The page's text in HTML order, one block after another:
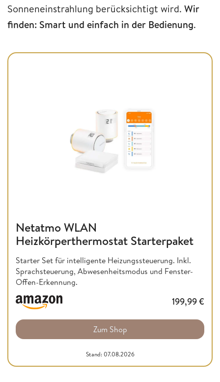
Sonneneinstrahlung berücksichtigt wird. Wir
finden: Smart und einfach in der Bedienung.
Netatmo WLAN
Heizkörperthermostat Starterpaket
Starter Set für intelligente Heizungssteuerung. Inkl.
Sprachsteuerung, Abwesenheitsmodus und Fenster-
Offen-Erkennung.
199,99€
Zum Shop
Stand: 07.08.2026